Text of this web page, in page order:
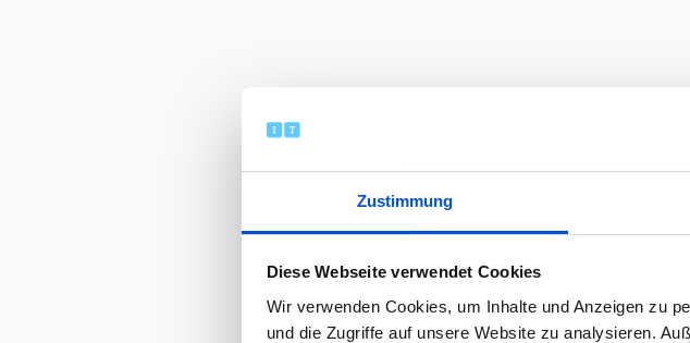
Zustimmung
Diese Webseite verwendet Cookies
Wir verwenden Cookies, um Inhalte und Anzeigen zu
und die Zugriffe auf unsere Website zu analysieren.